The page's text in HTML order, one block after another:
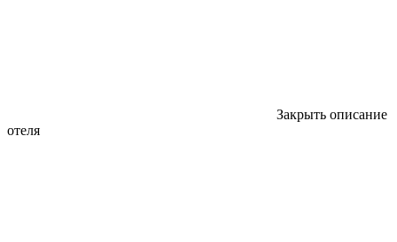
Закрыть описание
отеля